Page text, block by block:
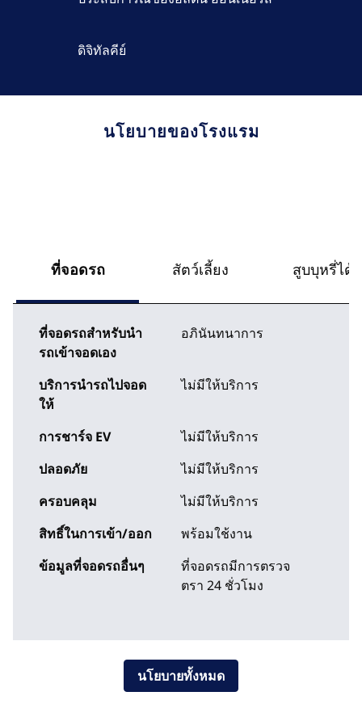
ดิจิทัลคีย์
นโยบายของโรงแรม
ที่จอดรถ สัตว์เลี้ยง สูบบุหรี่ได้
ที่จอดรถสำหรับนำ
รถเข้าจอดเอง
อภินันทนาการ
บริการนำรถไปจอด
ให้
ไม่มีให้บริการ
การชาร์จ EV
ไม่มีให้บริการ
ปลอดภัย
ไม่มีให้บริการ
ครอบคลุม
ไม่มีให้บริการ
สิทธิ์ในการเข้า/ออก
พร้อมใช้งาน
ข้อมูลที่จอดรถอื่นๆ
ที่จอดรถมีการตรวจ
ตรา 24 ชั่วโมง
นโยบายทั้งหมด